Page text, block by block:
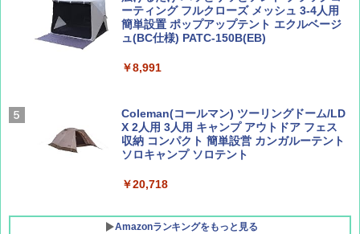
BE-PAL(ビ-パル) 2026年 9 月号【特別付録:
SOTO ミニマル"旅"財布 ランダム2種】
￥1,500
新しい日本地理 地図・統計・移動から読み
解く (講談社現代新書)
￥1,540
ーティング フルクローズ メッシュ 3-4人用
簡単設置 ポップアップテント エクルベージ
ュ(BC仕様) PATC-150B(EB)
￥8,991
Coleman(コールマン) ツーリングドーム/LD
X 2人用 3人用 キャンプ アウトドア フェス
収納 コンパクト 簡単設営 カンガルーテント
ソロキャンプ ソロテント
￥20,718
Amazonランキングをもっと見る